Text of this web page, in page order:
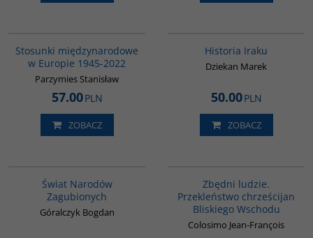
Stosunki międzynarodowe
w Europie 1945-2022
Parzymies Stanisław
57.00PLN
ZOBACZ
Historia Iraku
Dziekan Marek
50.00PLN
ZOBACZ
Świat Narodów
Zagubionych
Góralczyk Bogdan
Zbędni ludzie.
Przekleństwo chrześcijan
Bliskiego Wschodu
Colosimo Jean-François